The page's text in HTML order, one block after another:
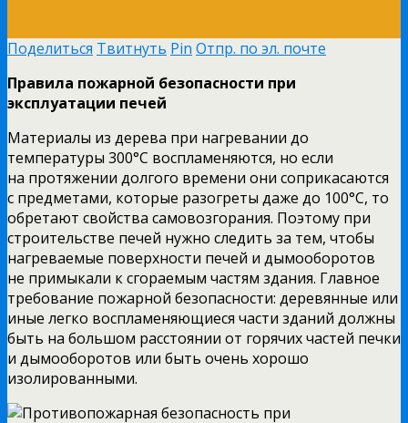
Поделиться Твитнуть Pin Отпр. по эл. почте
Правила пожарной безопасности при
эксплуатации печей
Материалы из дерева при нагревании до
температуры 300°C воспламеняются, но если
на протяжении долгого времени они соприкасаются
с предметами, которые разогреты даже до 100°С, то
обретают свойства самовозгорания. Поэтому при
строительстве печей нужно следить за тем, чтобы
нагреваемые поверхности печей и дымооборотов
не примыкали к сгораемым частям здания. Главное
требование пожарной безопасности: деревянные или
иные легко воспламеняющиеся части зданий должны
быть на большом расстоянии от горячих частей печки
и дымооборотов или быть очень хорошо
изолированными.